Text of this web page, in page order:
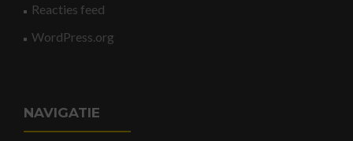
Reacties feed
WordPress.org
NAVIGATIE